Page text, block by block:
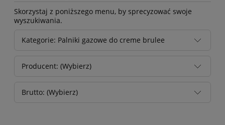
Skorzystaj z poniższego menu, by sprecyzować swoje
wyszukiwania.
Kategorie: Palniki gazowe do creme brulee
Producent: (Wybierz)
Brutto: (Wybierz)